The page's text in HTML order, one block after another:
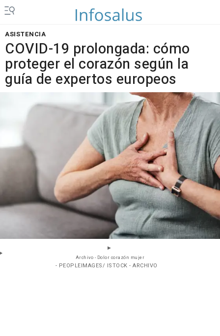
ASISTENCIA
COVID-19 prolongada: cómo
proteger el corazón según la
guía de expertos europeos
Archivo - Dolor corazón mujer
- PEOPLEIMAGES/ ISTOCK - ARCHIVO